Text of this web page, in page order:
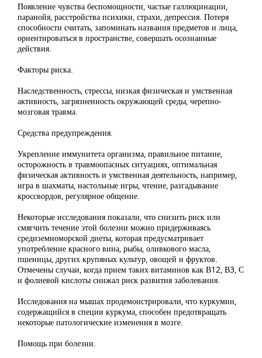
Появление чувства беспомощности, частые галлюцинации,
паранойя, расстройства психики, страхи, депрессия. Потеря
способности считать, запоминать названия предметов и лица,
ориентироваться в пространстве, совершать осознанные
действия.
Факторы риска.
Наследственность, стрессы, низкая физическая и умственная
активность, загрязненность окружающей среды, черепно-
мозговая травма.
Средства предупреждения.
Укрепление иммунитета организма, правильное питание,
осторожность в травмоопасных ситуациях, оптимальная
физическая активность и умственная деятельность, например,
игра в шахматы, настольные игры, чтение, разгадывание
кроссвордов, регулярное общение.
Некоторые исследования показали, что снизить риск или
смягчить течение этой болезни можно придерживаясь
средиземноморской диеты, которая предусматривает
употребление красного вина, рыбы, оливкового масла,
пшеницы, других крупяных культур, овощей и фруктов.
Отмечены случаи, когда прием таких витаминов как В12, В3, С
и фолиевой кислоты снижал риск развития заболевания.
Исследования на мышах продемонстрировали, что куркумин,
содержащийся в специи куркума, способен предотвращать
некоторые патологические изменения в мозге.
Помощь при болезни.